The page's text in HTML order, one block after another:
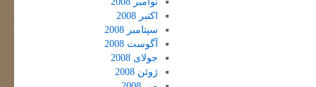
اکتبر 2008
سپتامبر 2008
آگوست 2008
جولای 2008
ژوئن 2008